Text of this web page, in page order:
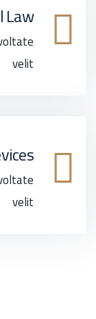
Law
velit
velit